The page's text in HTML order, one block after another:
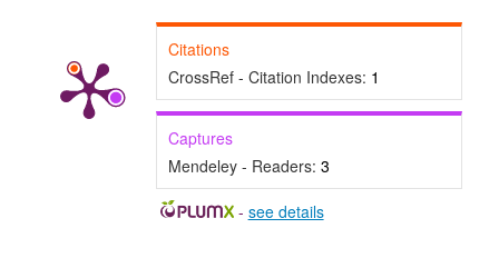
Citations
CrossRef - Citation Indexes: 1
Captures
Mendeley - Readers: 3
- see details